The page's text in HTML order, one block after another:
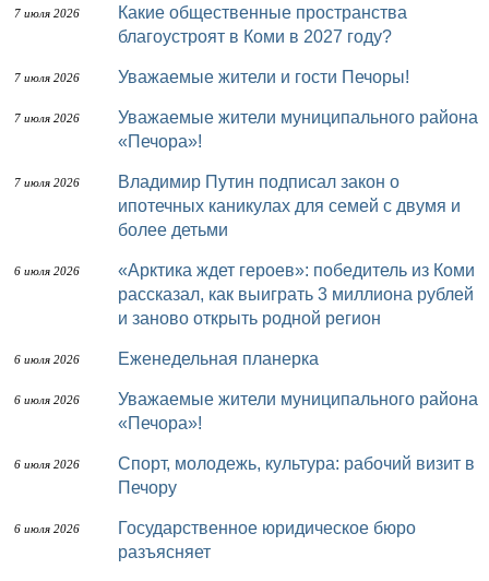
7 июля 2026
Какие общественные пространства
благоустроят в Коми в 2027 году?
7 июля 2026 Уважаемые жители и гости Печоры!
7 июля 2026
Уважаемые жители муниципального района
«Печора»!
7 июля 2026
Владимир Путин подписал закон о
ипотечных каникулах для семей с двумя и
более детьми
6 июля 2026
«Арктика ждет героев»: победитель из Коми
рассказал, как выиграть 3 миллиона рублей
и заново открыть родной регион
6 июля 2026 Еженедельная планерка
6 июля 2026
Уважаемые жители муниципального района
«Печора»!
6 июля 2026
Спорт, молодежь, культура: рабочий визит в
Печору
6 июля 2026
Государственное юридическое бюро
разъясняет